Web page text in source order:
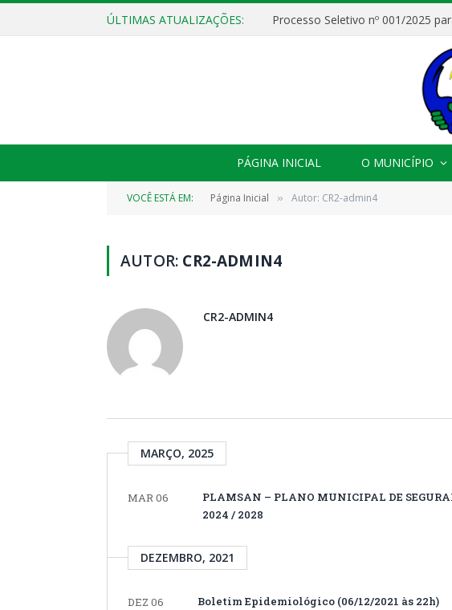
ÚLTIMAS ATUALIZAÇÕES:
PÁGINA INICIAL O MUNICÍPIO
VOCÊ ESTÁ EM: Página Inicial » Autor: CR2-admin4
AUTOR: CR2-ADMIN4
CR2-ADMIN4
MARÇO, 2025
MAR 06
PLAMSAN – PLANO MUNICIPAL DE
2024 / 2028
DEZEMBRO, 2021
DEZ 06 Boletim Epidemiológico (06/12/2021 às 22h)